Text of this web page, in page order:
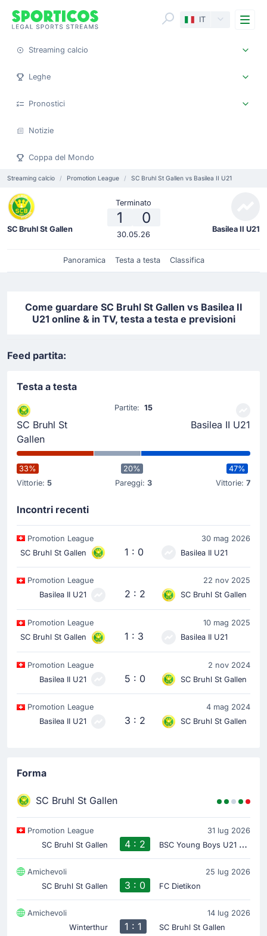
IT
Streaming calcio
Leghe
Pronostici
Notizie
Coppa del Mondo
Streaming calcio Promotion League SC Bruhl St Gallen vs Basilea II U21
SC Bruhl St Gallen
Terminato
1 0
30.05.26
Basilea II U21
Panoramica Testa a testa Classifica
Come guardare SC Bruhl St Gallen vs Basilea II
U21 online & in TV, testa a testa e previsioni
Feed partita:
Testa a testa
SC Bruhl St
Gallen
Partite: 15
Basilea II U21
33%
Vittorie: 5
20%
Pareggi: 3
47%
Vittorie: 7
Incontri recenti
Promotion League
30 mag 2026
SC Bruhl St Gallen
1 : 0 Basilea II U21
Promotion League
22 nov 2025
Basilea II U21
2 : 2 SC Bruhl St Gallen
Promotion League
10 mag 2025
SC Bruhl St Gallen
1 : 3 Basilea II U21
Promotion League
2 nov 2024
Basilea II U21
5 : 0 SC Bruhl St Gallen
Promotion League
4 mag 2024
Basilea II U21
3 : 2 SC Bruhl St Gallen
Forma
SC Bruhl St Gallen
Promotion League
31 lug 2026
SC Bruhl St Gallen
4 : 2 B
SC Young Boys U21 U21
Amichevoli
25 lug 2026
SC Bruhl St Gallen
3 : 0 FC Dietikon
Amichevoli
14 lug 2026
Winterthur
1 : 1 SC Bruhl St Gallen